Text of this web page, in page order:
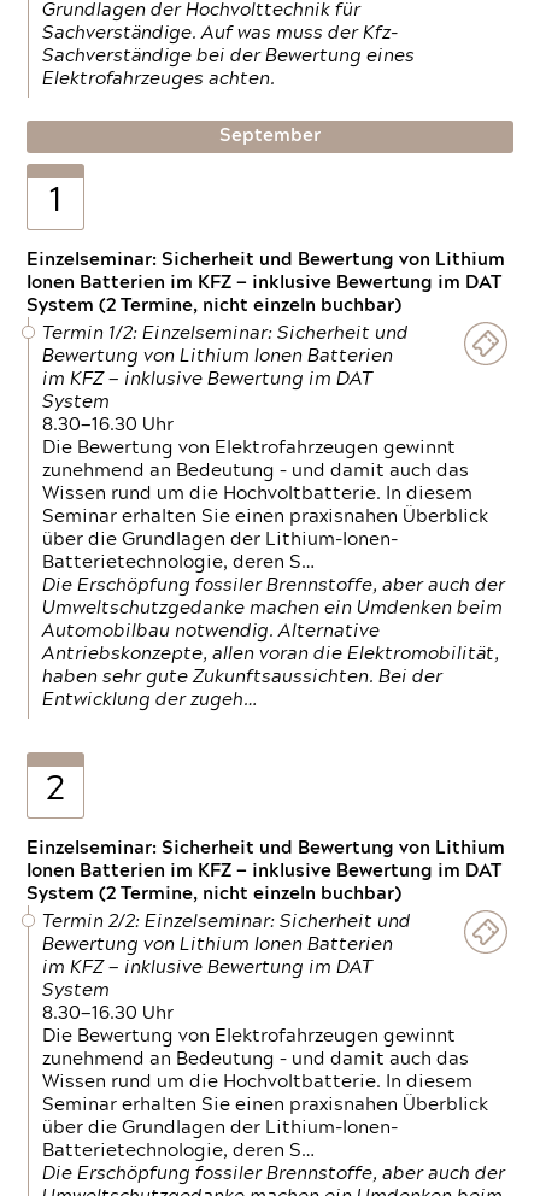
Grundlagen der Hochvolttechnik für
Sachverständige. Auf was muss der Kfz-
Sachverständige bei der Bewertung eines
Elektrofahrzeuges achten.
September
1
Einzelseminar: Sicherheit und Bewertung von Lithium
Ionen Batterien im KFZ — inklusive Bewertung im DAT
System (2 Termine, nicht einzeln buchbar)
Termin 1/2: Einzelseminar: Sicherheit und
Bewertung von Lithium Ionen Batterien
im KFZ — inklusive Bewertung im DAT
System
8.30—16.30 Uhr
Die Bewertung von Elektrofahrzeugen gewinnt
zunehmend an Bedeutung – und damit auch das
Wissen rund um die Hochvoltbatterie. In diesem
Seminar erhalten Sie einen praxisnahen Überblick
über die Grundlagen der Lithium-Ionen-
Batterietechnologie, deren S…
Die Erschöpfung fossiler Brennstoffe, aber auch der
Umweltschutzgedanke machen ein Umdenken beim
Automobilbau notwendig. Alternative
Antriebskonzepte, allen voran die Elektromobilität,
haben sehr gute Zukunftsaussichten. Bei der
Entwicklung der zugeh…
2
Einzelseminar: Sicherheit und Bewertung von Lithium
Ionen Batterien im KFZ — inklusive Bewertung im DAT
System (2 Termine, nicht einzeln buchbar)
Termin 2/2: Einzelseminar: Sicherheit und
Bewertung von Lithium Ionen Batterien
im KFZ — inklusive Bewertung im DAT
System
8.30—16.30 Uhr
Die Bewertung von Elektrofahrzeugen gewinnt
zunehmend an Bedeutung – und damit auch das
Wissen rund um die Hochvoltbatterie. In diesem
Seminar erhalten Sie einen praxisnahen Überblick
über die Grundlagen der Lithium-Ionen-
Batterietechnologie, deren S…
Die Erschöpfung fossiler Brennstoffe, aber auch der